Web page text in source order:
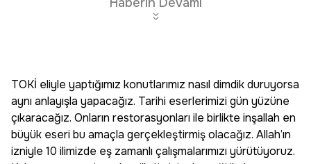
TOKİ eliyle yaptığımız konutlarımız nasıl dimdik duruyorsa
aynı anlayışla yapacağız. Tarihi eserlerimizi gün yüzüne
çıkaracağız. Onların restorasyonları ile birlikte inşallah en
büyük eseri bu amaçla gerçekleştirmiş olacağız. Allah’ın
izniyle 10 ilimizde eş zamanlı çalışmalarımızı yürütüyoruz.